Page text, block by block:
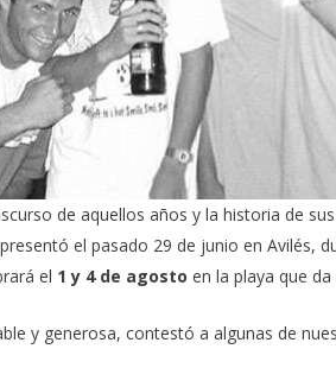
de aquellos años y la historia de
el pasado 29 de junio en Avilés,
el 1 y 4 de agosto en la playa que
y generosa, contestó a algunas de